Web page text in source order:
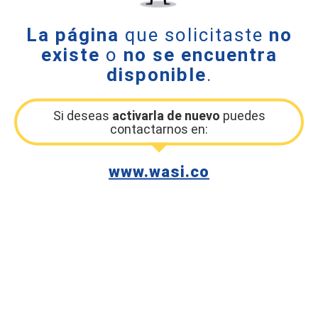
La página que solicitaste no
existe o no se encuentra
disponible.
Si deseas activarla de nuevo puedes
contactarnos en:
www.wasi.co